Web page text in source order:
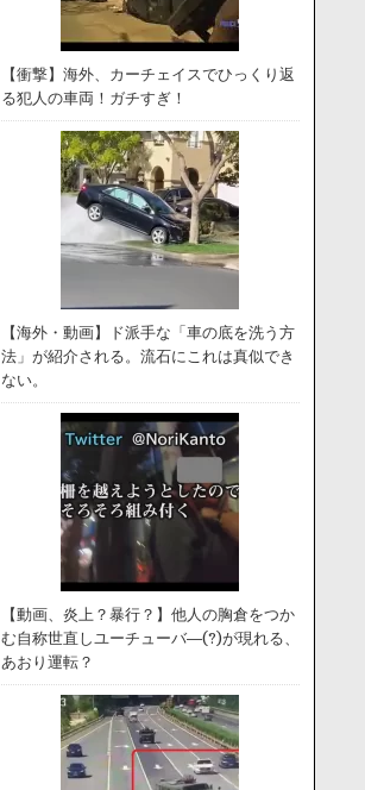
【衝撃】海外、カーチェイスでひっくり返
る犯人の車両！ガチすぎ！
【海外・動画】ド派手な「車の底を洗う方
法」が紹介される。流石にこれは真似でき
ない。
【動画、炎上？暴行？】他人の胸倉をつか
む自称世直しユーチューバ―(?)が現れる、
あおり運転？